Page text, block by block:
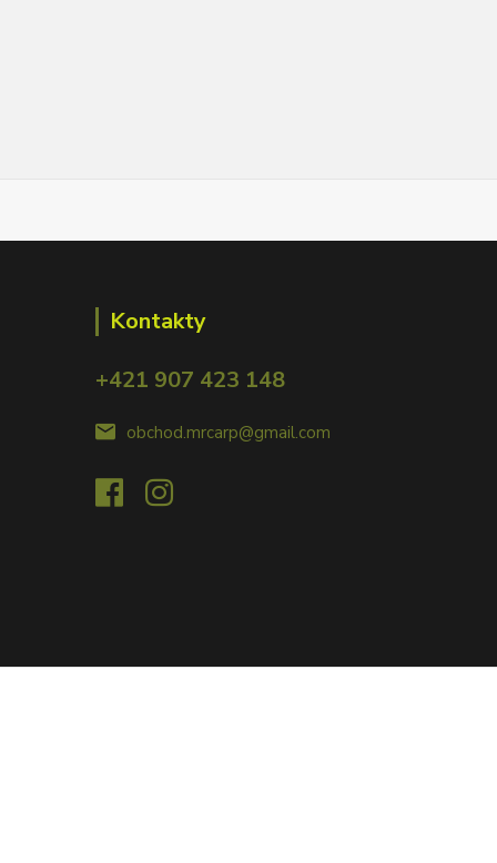
Kontakty
+421 907 423 148
obchod.mrcarp@gmail.com